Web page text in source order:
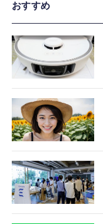
おすすめ